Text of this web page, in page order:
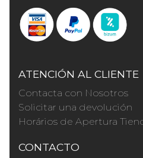
ATENCIÓN AL CLIENTE
Contacta con Nosotros
Solicitar una devolución
Horários de Apertura
CONTACTO